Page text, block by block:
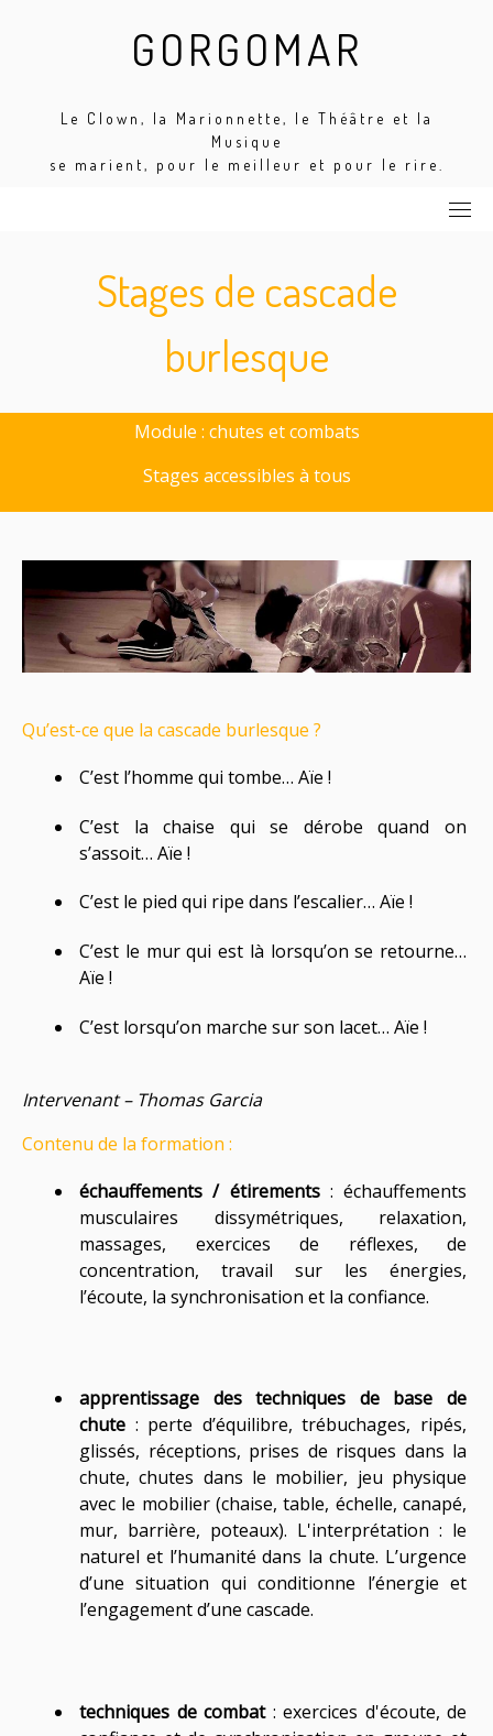
GORGOMAR
Le Clown, la Marionnette, le Théâtre et la
Musique
se marient, pour le meilleur et pour le rire.
Stages de cascade
burlesque
Module : chutes et combats
Stages accessibles à tous
Qu’est-ce que la cascade burlesque ?
C’est l’homme qui tombe… Aïe !
C’est la chaise qui se dérobe quand on
s’assoit… Aïe !
C’est le pied qui ripe dans l’escalier… Aïe !
C’est le mur qui est là lorsqu’on se retourne…
Aïe !
C’est lorsqu’on marche sur son lacet… Aïe !
Intervenant – Thomas Garcia
Contenu de la formation :
échauffements / étirements: échauffements
musculaires dissymétriques, relaxation,
massages, exercices de réflexes, de
concentration, travail sur les énergies,
l’écoute, la synchronisation et la confiance.
apprentissage des techniques de base de
chute : perte d’équilibre, trébuchages, ripés,
glissés, réceptions, prises de risques dans la
chute, chutes dans le mobilier, jeu physique
avec le mobilier (chaise, table, échelle, canapé,
mur, barrière, poteaux). L'interprétation : le
naturel et l’humanité dans la chute. L’urgence
d’une situation qui conditionne l’énergie et
l’engagement d’une cascade.
techniques de combat: exercices d'écoute, de